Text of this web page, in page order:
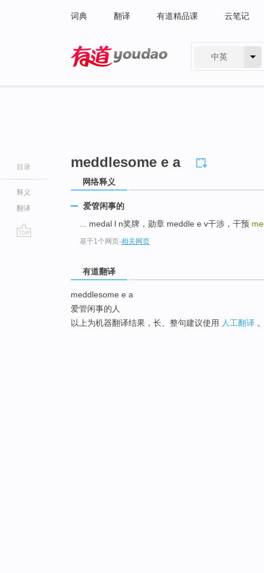
词典 翻译 有道精品课 云笔记
中英
目录
释义
翻译
meddlesome e a
网络释义
爱管闲事的
... medal l n奖牌，勋章 meddle e v干涉，干预
基于1个网页-相关网页
有道翻译
meddlesome e a
爱管闲事的人
以上为机器翻译结果，长、整句建议使用 人工翻译